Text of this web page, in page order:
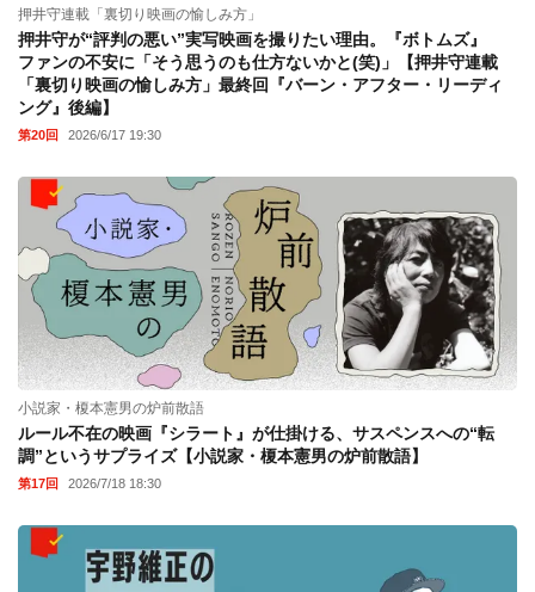
押井守連載「裏切り映画の愉しみ方」
押井守が“評判の悪い”実写映画を撮りたい理由。『ボトムズ』
ファンの不安に「そう思うのも仕方ないかと(笑)」【押井守連載
「裏切り映画の愉しみ方」最終回『バーン・アフター・リーディ
ング』後編】
第20回 2026/6/17 19:30
小説家・榎本憲男の炉前散語
ルール不在の映画『シラート』が仕掛ける、サスペンスへの“転
調”というサプライズ【小説家・榎本憲男の炉前散語】
第17回 2026/7/18 18:30